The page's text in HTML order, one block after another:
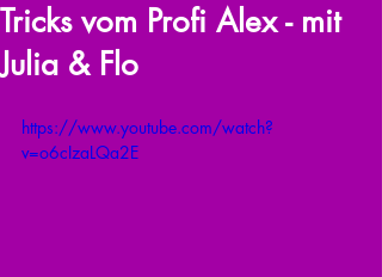
Tricks vom Profi Alex - mit
Julia & Flo
https://www.youtube.com/watch?
v=o6cIzaLQa2E